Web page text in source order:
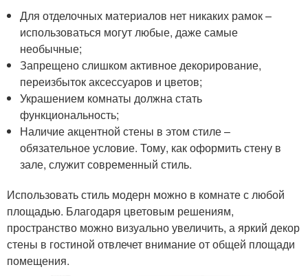
Для отделочных материалов нет никаких рамок –
использоваться могут любые, даже самые
необычные;
Запрещено слишком активное декорирование,
переизбыток аксессуаров и цветов;
Украшением комнаты должна стать
функциональность;
Наличие акцентной стены в этом стиле –
обязательное условие. Тому, как оформить стену в
зале, служит современный стиль.
Использовать стиль модерн можно в комнате с любой
площадью. Благодаря цветовым решениям,
пространство можно визуально увеличить, а яркий декор
стены в гостиной отвлечет внимание от общей площади
помещения.